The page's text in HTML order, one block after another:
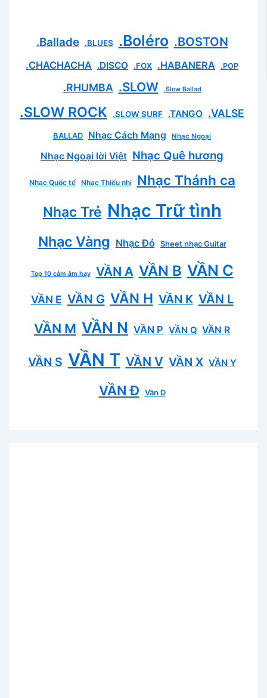
.Ballade .BLUES .Boléro .BOSTON
.CHACHACHA .DISCO .FOX .HABANERA .POP
.RHUMBA .SLOW .Slow Ballad
.SLOW ROCK .SLOW SURF .TANGO .VALSE
BALLAD Nhạc Cách Mạng Nhạc Ngoại
Nhạc Ngoại lời Việt Nhạc Quê hương
Nhạc Quốc tế Nhạc Thiếu nhi Nhạc Thánh ca
Nhạc Trẻ Nhạc Trữ tình
Nhạc Vàng Nhạc Đỏ Sheet nhạc Guitar
Top 10 cảm âm hay VẦN A VẦN B VẦN C
VẦN E VẦN G VẦN H VẦN K VẦN L
VẦN M VẦN N VẦN P VẦN Q VẦN R
VẦN S VẦN T VẦN V VẦN X VẦN Y
VẦN Đ Vần D